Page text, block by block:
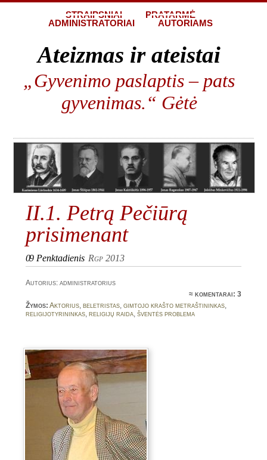
STRAIPSNIAI
PRATARMĖ
ADMINISTRATORIAI
AUTORIAMS
Ateizmas ir ateistai
„Gyvenimo paslaptis – pats
gyvenimas.“ Gėtė
II.1. Petrą Pečiūrą
prisimenant
09 Penktadienis Rgp 2013
Autorius: administratorius
≈komentarai: 3
Žymos: Aktorius, beletristas, gimtojo krašto metraštininkas,
religijotyrininkas, religijų raida, šventės problema